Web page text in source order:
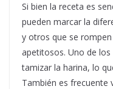
Si bien la receta es
pueden marcar la
y otros que se
apetitosos. Uno de
tamizar la harina, lo
También es frecuente